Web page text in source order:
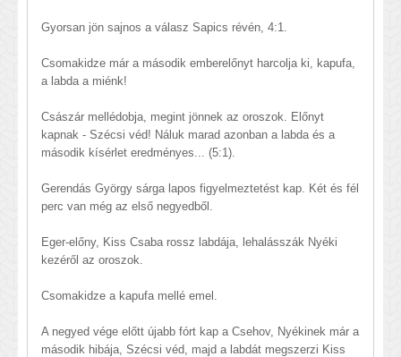
Gyorsan jön sajnos a válasz Sapics révén, 4:1.
Csomakidze már a második emberelőnyt harcolja ki, kapufa,
a labda a miénk!
Császár mellédobja, megint jönnek az oroszok. Előnyt
kapnak - Szécsi véd! Náluk marad azonban a labda és a
második kísérlet eredményes... (5:1).
Gerendás György sárga lapos figyelmeztetést kap. Két és fél
perc van még az első negyedből.
Eger-előny, Kiss Csaba rossz labdája, lehalásszák Nyéki
kezéről az oroszok.
Csomakidze a kapufa mellé emel.
A negyed vége előtt újabb fórt kap a Csehov, Nyékinek már a
második hibája, Szécsi véd, majd a labdát megszerzi Kiss